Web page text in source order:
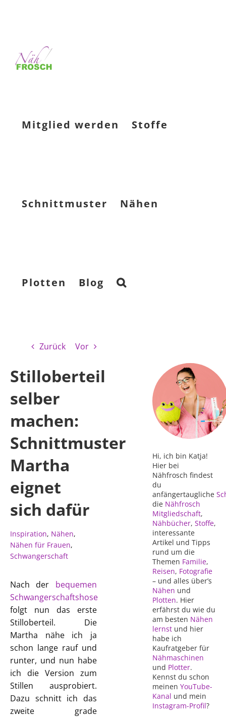
Mitglied werden Stoffe
Schnittmuster Nähen
Plotten Blog
Zurück Vor
Stilloberteil
selber
machen:
Schnittmuster
Martha
eignet
sich dafür
Inspiration, Nähen,
Nähen für Frauen,
Schwangerschaft
Nach der bequemen
Schwangerschaftshose
folgt nun das erste
Stilloberteil. Die
Martha nähe ich ja
schon lange rauf und
runter, und nun habe
ich die Version zum
Stillen ausprobiert.
Dazu schnitt ich das
zweite grade
Hi, ich bin Katja!
Hier bei
Nähfrosch findest
du
anfängertaugliche
die Nähfrosch
Mitgliedschaft,
Nähbücher, Stoffe,
interessante
Artikel und Tipps
rund um die
Themen Familie,
Reisen, Fotografie
– und alles über’s
Nähen und
Plotten. Hier
erfährst du wie du
am besten Nähen
lernstund hier
habe ich
Kaufratgeber für
Nähmaschinen
und Plotter.
Kennst du schon
meinen YouTube-
Kanal und mein
Instagram-Profil?